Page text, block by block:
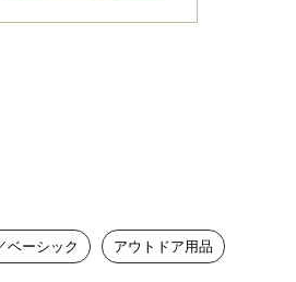
ベーシック アウトドア用品